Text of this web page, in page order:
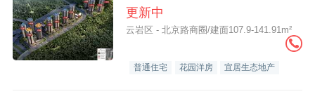
更新中
云岩区 - 北京路商圈/建面107.9-141.91m²
普通住宅 花园洋房 宜居生态地产